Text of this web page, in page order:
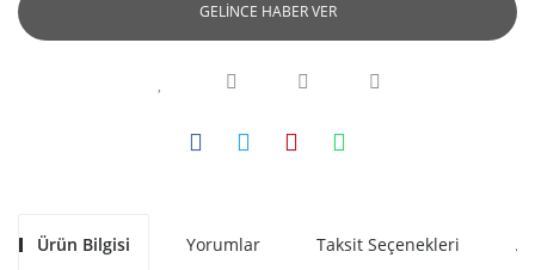
GELİNCE HABER VER
Ürün Bilgisi Yorumlar Taksit Seçenekleri